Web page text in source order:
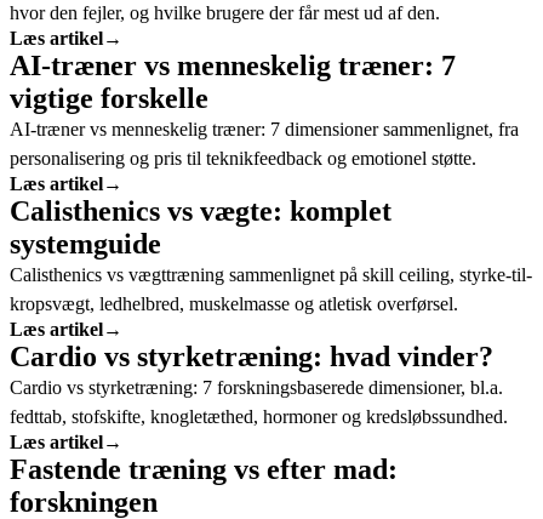
hvor den fejler, og hvilke brugere der får mest ud af den.
Læs artikel→
AI-træner vs menneskelig træner: 7
vigtige forskelle
AI-træner vs menneskelig træner: 7 dimensioner sammenlignet, fra
personalisering og pris til teknikfeedback og emotionel støtte.
Læs artikel→
Calisthenics vs vægte: komplet
systemguide
Calisthenics vs vægttræning sammenlignet på skill ceiling, styrke-til-
kropsvægt, ledhelbred, muskelmasse og atletisk overførsel.
Læs artikel→
Cardio vs styrketræning: hvad vinder?
Cardio vs styrketræning: 7 forskningsbaserede dimensioner, bl.a.
fedttab, stofskifte, knogletæthed, hormoner og kredsløbssundhed.
Læs artikel→
Fastende træning vs efter mad:
forskningen